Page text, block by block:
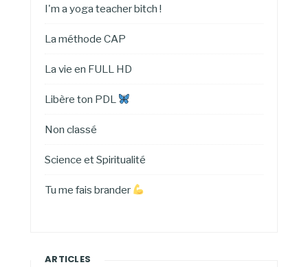
I'm a yoga teacher bitch !
La méthode CAP
La vie en FULL HD
Libère ton PDL
Non classé
Science et Spiritualité
Tu me fais brander
ARTICLES